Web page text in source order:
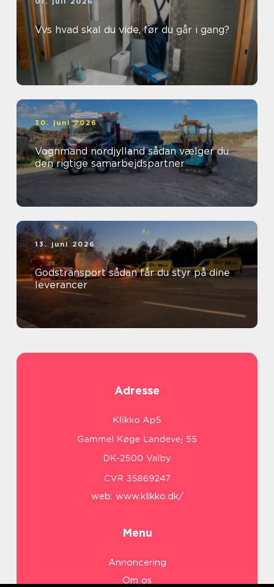
Vvs hvad skal du vide, før du går i gang?
30. juni 2026
Vognmand nordjylland sådan vælger du
den rigtige samarbejdspartner
13. juni 2026
Godstransport sådan får du styr på dine
leverancer
Adresse
web: www.klikko.dk/
Menu
Annoncering
Om os